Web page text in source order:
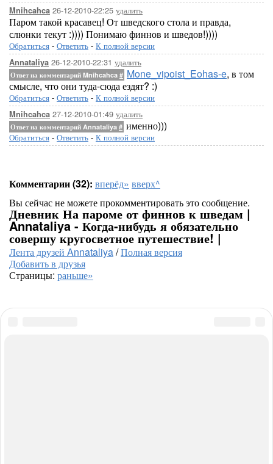
Mnihcahca 26-12-2010-22:25 удалить
Паром такой красавец! От шведского стола и правда,
слюнки текут :)))) Понимаю финнов и шведов!))))
Обратиться - Ответить - К полной версии
Annataliya 26-12-2010-22:31 удалить
Ответ на комментарий Mnihcahca # Mone_vipoist_Eohas-e, в том
смысле, что они туда-сюда ездят? :)
Обратиться - Ответить - К полной версии
Mnihcahca 27-12-2010-01:49 удалить
Ответ на комментарий Annataliya # именно)))
Обратиться - Ответить - К полной версии
Комментарии (32): вперёд» вверх^
Вы сейчас не можете прокомментировать это сообщение.
Дневник На пароме от финнов к шведам |
Annataliya - Когда-нибудь я обязательно
совершу кругосветное путешествие! |
Лента друзей Annataliya/Полная версия
Добавить в друзья
Страницы: раньше»